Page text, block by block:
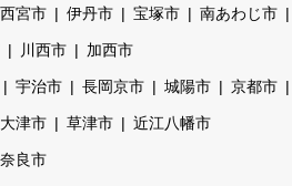
西宮市 伊丹市 宝塚市 南あわじ市
川西市 加西市
宇治市 長岡京市 城陽市 京都市
大津市 草津市 近江八幡市
奈良市